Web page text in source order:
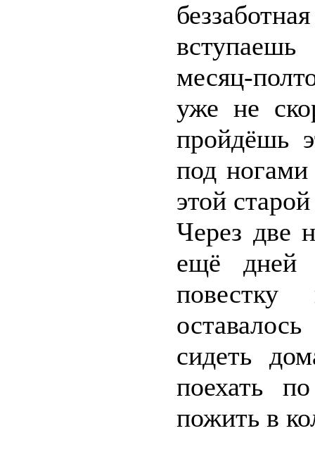
месяц-
уже не
пройдёшь
под
этой
Через две
ещё дней
сидеть
поехать
пожить в